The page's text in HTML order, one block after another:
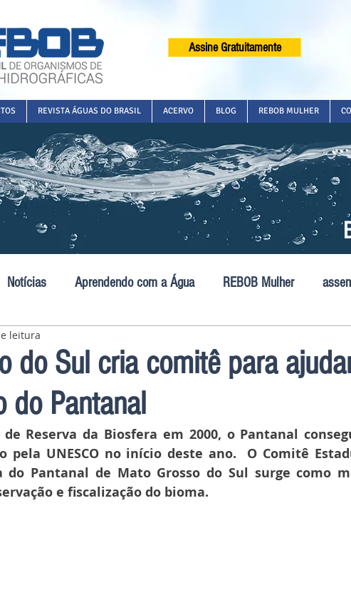
Assine Gratuitamente
REVISTA ÁGUAS DO BRASIL ACERVO BLOG REBOB MULHER
Notícias Aprendendo com a Água REBOB Mulher
do Sul cria comitê para
do Pantanal
leitura
Reserva da Biosfera em 2000, o Pantanal
pela UNESCO no início deste ano.  O Comitê
do Pantanal de Mato Grosso do Sul surge como
e fiscalização do bioma.